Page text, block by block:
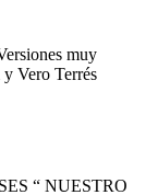
muy
Vero Terrés
“ NUESTRO